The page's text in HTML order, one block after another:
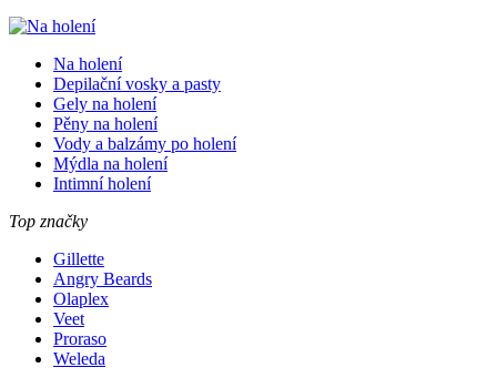
Na holení
Depilační vosky a pasty
Gely na holení
Pěny na holení
Vody a balzámy po holení
Mýdla na holení
Intimní holení
Top značky
Gillette
Angry Beards
Olaplex
Veet
Proraso
Weleda